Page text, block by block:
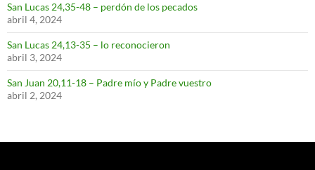
San Lucas 24,35-48 – perdón de los pecados
abril 4, 2024
San Lucas 24,13-35 – lo reconocieron
abril 3, 2024
San Juan 20,11-18 – Padre mío y Padre vuestro
abril 2, 2024